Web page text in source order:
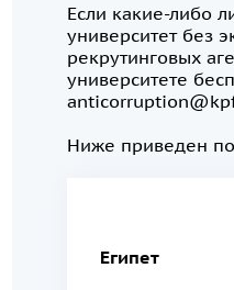
Если какие-либо
университет без
рекрутинговых
университете
Ниже приведен
Египет